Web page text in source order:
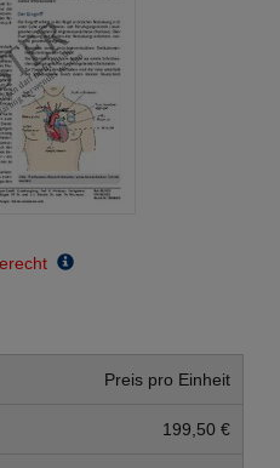
Preis pro Einheit
199,50 €